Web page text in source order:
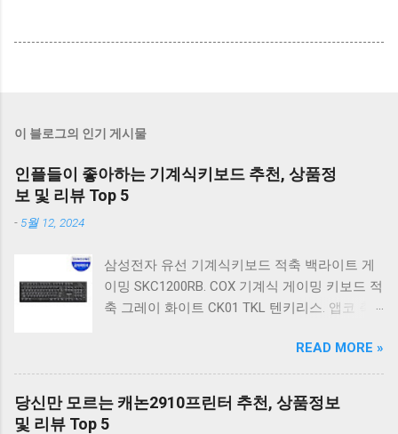
이 블로그의 인기 게시물
인플들이 좋아하는 기계식키보드 추천, 상품정
보 및 리뷰 Top 5
- 5월 12, 2024
삼성전자 유선 기계식키보드 적축 백라이트 게
이밍 SKC1200RB. COX 기계식 게이밍 키보드 적
축 그레이 화이트 CK01 TKL 텐키리스. 앱코 축
랙 K560 일반형. 앱코 K517 레트로 기계식 게이
밍 유선키보드 갈축 일반형 레트로 베이지. 체리
키보드 G803000S TKL RGB 게이밍 텐키리스 기
계식 키보드 4종 축 선택 저소음적축 블랙. 체리
READ MORE »
당신만 모르는 캐논2910프린터 추천, 상품정보
및 리뷰 Top 5